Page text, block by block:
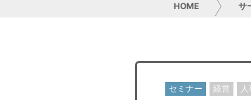
HOME サ
セミナー 経営